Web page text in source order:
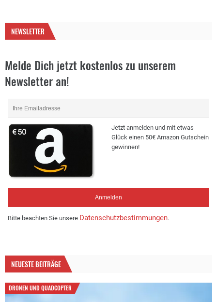
NEWSLETTER
Melde Dich jetzt kostenlos zu unserem
Newsletter an!
Jetzt anmelden und mit etwas
Glück einen 50€ Amazon Gutschein
gewinnen!
Bitte beachten Sie unsere Datenschutzbestimmungen.
NEUESTE BEITRÄGE
DRONEN UND QUADCOPTER